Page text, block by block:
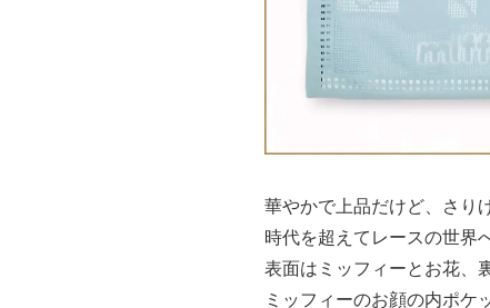
華やかで上品だけど、さり
時代を超えてレースの世界
表面はミッフィーとお花、
ミッフィーのお顔の内ポケ